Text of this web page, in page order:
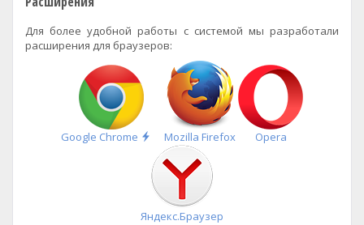
Для более удобной работы с системой мы разработали
расширения для браузеров:
Google Chrome
Быстрая
установка
Mozilla Firefox Opera
Яндекс.Браузер